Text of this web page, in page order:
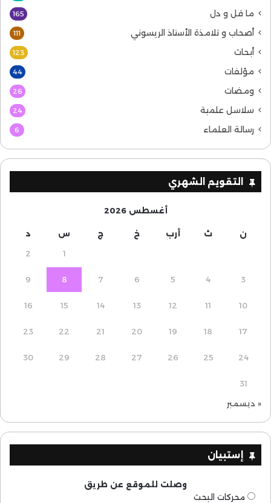
ما قل و دل 165
أصحاب و تلامذة الأستاذ الريسوني 111
أبحاث 123
مؤلفات 44
ومضات 26
سلاسل علمية 24
رسالة العلماء 6
التقويم الشهري
أغسطس 2026
ن ث أرب خ ج س د
1
2
3
4
5
6
7
8
9
10
11
12
13
14
15
16
17
18
19
20
21
22
23
24
25
26
27
28
29
30
31
« ديسمبر
إستبيان
وصلت للموقع عن طريق
محركات البحث